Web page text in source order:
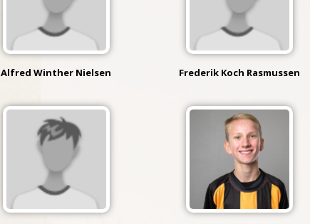
Alfred Winther Nielsen Frederik Koch Rasmussen